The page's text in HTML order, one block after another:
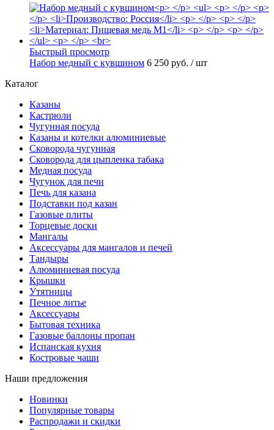
Быстрый просмотр
Набор медный с кувшином 6 250 руб. / шт
Каталог
Казаны
Кастрюли
Чугунная посуда
Казаны и котелки алюминиевые
Сковорода чугунная
Сковорода для цыпленка табака
Медная посуда
Чугунок для печи
Печь для казана
Подставки под казан
Газовые плиты
Торцевые доски
Мангалы
Аксессуары для мангалов и печей
Тандыры
Алюминиевая посуда
Крышки
Утятницы
Печное литье
Аксессуары
Бытовая техника
Газовые баллоны пропан
Испанская кухня
Костровые чаши
Наши предложения
Новинки
Популярные товары
Распродажи и скидки